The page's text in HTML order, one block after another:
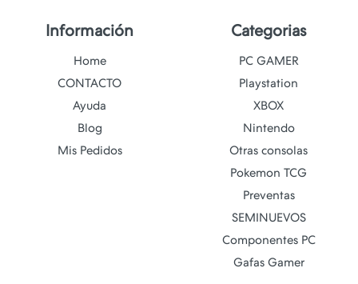
Información
Home
CONTACTO
Ayuda
Blog
Mis Pedidos
Categorias
PC GAMER
Playstation
XBOX
Nintendo
Otras consolas
Pokemon TCG
Preventas
SEMINUEVOS
Componentes PC
Gafas Gamer